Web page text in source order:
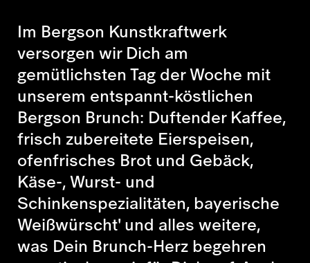
Im Bergson Kunstkraftwerk
versorgen wir Dich am
gemütlichsten Tag der Woche mit
unserem entspannt-köstlichen
Bergson Brunch: Duftender Kaffee,
frisch zubereitete Eierspeisen,
ofenfrisches Brot und Gebäck,
Käse-, Wurst- und
Schinkenspezialitäten, bayerische
Weißwürscht' und alles weitere,
was Dein Brunch-Herz begehren